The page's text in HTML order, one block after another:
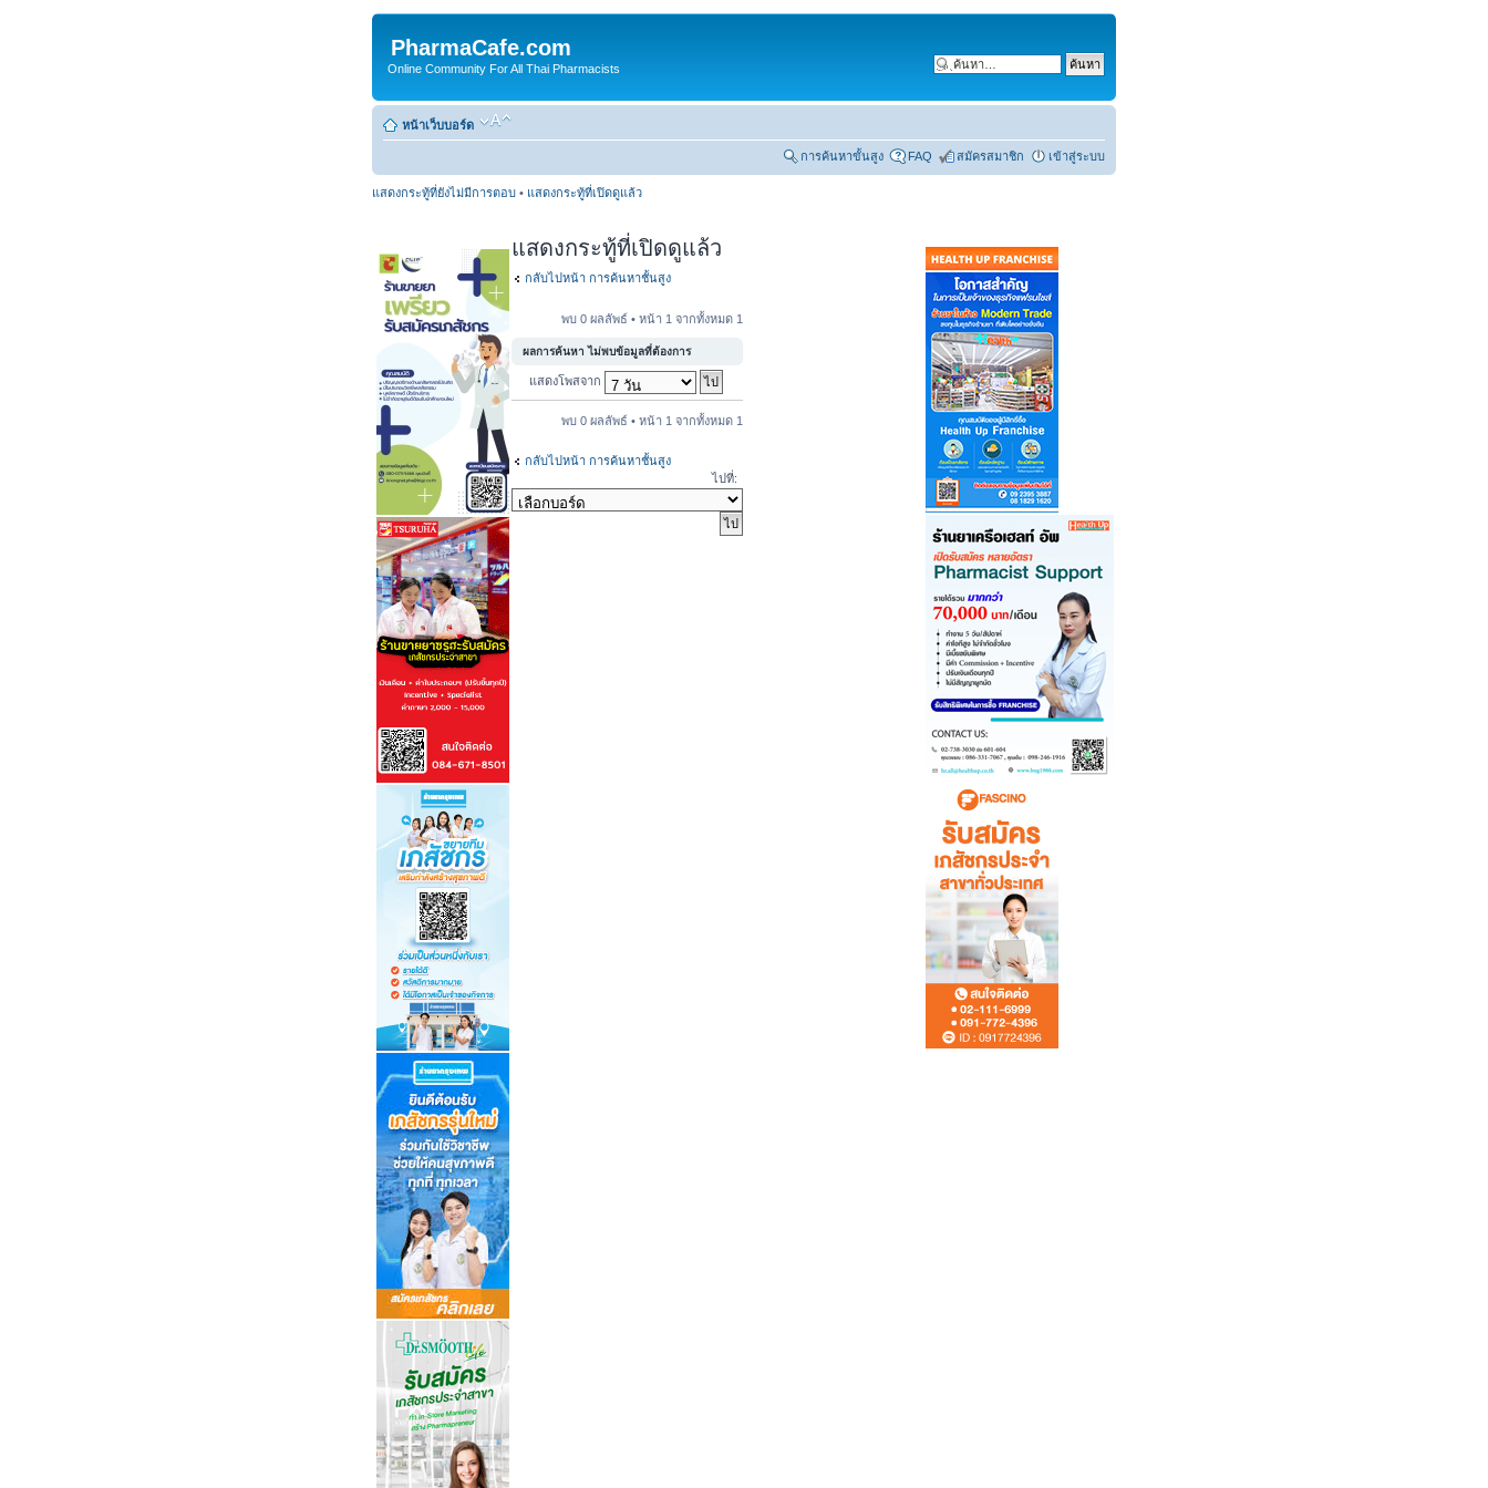
PharmaCafe.com
Online Community For All Thai Pharmacists
หน้าเว็บบอร์ด
การค้นหาขั้นสูง FAQ สมัครสมาชิก เข้าสู่ระบบ
แสดงกระทู้ที่ยังไม่มีการตอบ • แสดงกระทู้ที่เปิดดูแล้ว
แสดงกระทู้ที่เปิดดูแล้ว
กลับไปหน้า การค้นหาชั้นสูง
พบ 0 ผลลัพธ์ • หน้า 1 จากทั้งหมด 1
ผลการค้นหา ไม่พบข้อมูลที่ต้องการ
แสดงโพสจาก
พบ 0 ผลลัพธ์ • หน้า 1 จากทั้งหมด 1
กลับไปหน้า การค้นหาชั้นสูง
ไปที่: